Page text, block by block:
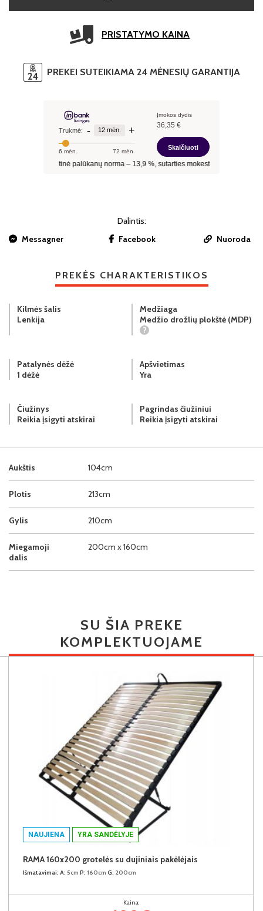
PRISTATYMO KAINA
PREKEI SUTEIKIAMA 24 MĖNESIŲ GARANTIJA
Dalintis:
Messagner
Facebook Nuoroda
PREKĖS CHARAKTERISTIKOS
Aukštis 104cm
Plotis 213cm
Gylis 210cm
Miegamoji
dalis
200cm x 160cm
Kilmės šalis
Lenkija
Medžiaga
Medžio drožlių plokštė (MDP)
?
Patalynės dėžė
1 dėžė
Apšvietimas
Yra
Čiužinys
Reikia įsigyti atskirai
Pagrindas čiužiniui
Reikia įsigyti atskirai
SU ŠIA PREKE
KOMPLEKTUOJAME
NAUJIENA YRA SANDĖLYJE
RAMA 160x200 grotelės su dujiniais pakėlėjais
Išmatavimai: A: 5cm P: 160cm G: 200cm
Kaina: